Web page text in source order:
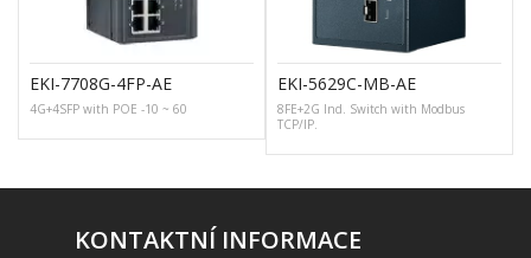
EKI-7708G-4FP-AE
4G+4SFP with POE -10 ~ 60
EKI-5629C-MB-AE
8FE+2G Ind. Switch with Modbus
TCP/IP.
KONTAKTNÍ INFORMACE